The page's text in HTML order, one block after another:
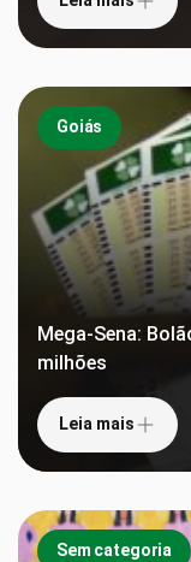
Goiás
Mega-Sena:
milhões
Leia mais
Sem categoria